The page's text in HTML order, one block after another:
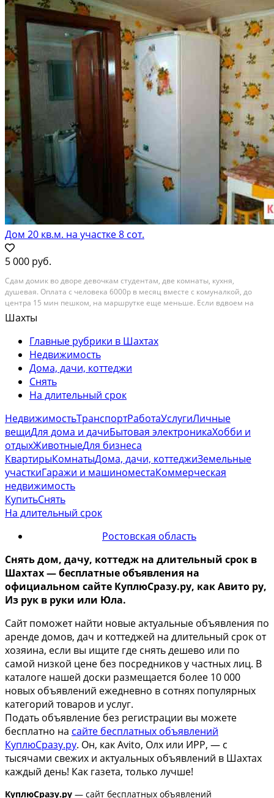
Дом 20 кв.м. на участке 8 сот.
5 000 руб.
Сдам домик во дворе девочкам студентам, две комнаты, кухня,
душевая. Оплата с человека 6000р в месяц вместе с комуналкой, до
центра 15 мин пешком, на маршрутке еще меньше. Если вдвоем на
заселение возможен торг Категория: дома, дачи, коттеджи. Адрес:
ионова. Залог, мес.: 0. Право собственности:...
Шахты
Главные рубрики в Шахтах
Недвижимость
Дома, дачи, коттеджи
Снять
На длительный срок
НедвижимостьТранспортРаботаУслугиЛичные
вещиДля дома и дачиБытовая электроникаХобби и
отдыхЖивотныеДля бизнеса
КвартирыКомнатыДома, дачи, коттеджиЗемельные
участкиГаражи и машиноместаКоммерческая
недвижимость
КупитьСнять
На длительный срок
Ростовская область
Снять дом, дачу, коттедж на длительный срок в
Шахтах— бесплатные объявления на
официальном сайте КуплюСразу.ру, как Авито ру,
Из рук в руки или Юла.
Сайт поможет найти новые актуальные объявления по
аренде домов, дач и коттеджей на длительный срок от
хозяина, если вы ищите где снять дешево или по
самой низкой цене без посредников у частных лиц. В
каталоге нашей доски размещается более 10 000
новых объявлений ежедневно в сотнях популярных
категорий товаров и услуг.
Подать объявление без регистрации вы можете
бесплатно на сайте бесплатных объявлений
КуплюСразу.ру. Он, как Avito, Олх или ИРР, — с
тысячами свежих и актуальных объявлений в Шахтах
каждый день! Как газета, только лучше!
КуплюСразу.ру — сайт бесплатных объявлений